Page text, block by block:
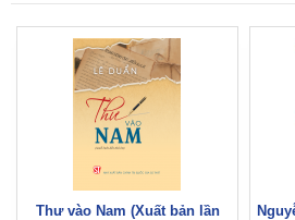
Thư vào Nam (Xuất bản lần